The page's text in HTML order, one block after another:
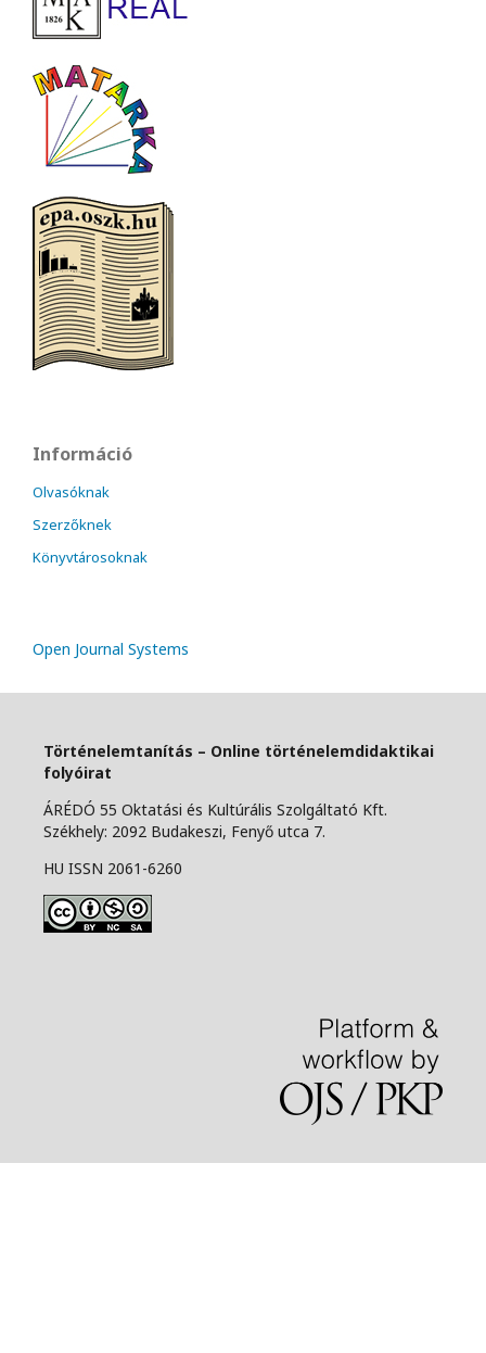
Információ
Olvasóknak
Szerzőknek
Könyvtárosoknak
Open Journal Systems
Történelemtanítás – Online történelemdidaktikai
folyóirat
ÁRÉDÓ 55 Oktatási és Kultúrális Szolgáltató Kft.
Székhely: 2092 Budakeszi, Fenyő utca 7.
HU ISSN 2061-6260